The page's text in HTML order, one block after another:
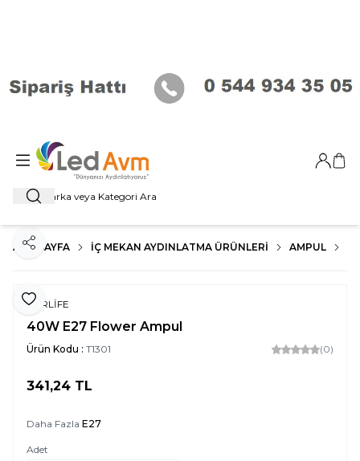
Ara
Giriş
ANA SAYFA İÇ MEKAN AYDINLATMA ÜRÜNLERI AMPUL
Favoriye Ekle
Paylaş
FORLİFE
40W E27 Flower Ampul
Ürün Kodu : T1301 (0)
341,24 TL
Daha Fazla E27
Adet